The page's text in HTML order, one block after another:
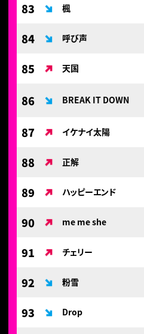
83 楓
84 呼び声
85 天国
86 BREAK IT DOWN
87 イケナイ太陽
88 正解
89 ハッピーエンド
90 me me she
91 チェリー
92 粉雪
93 Drop